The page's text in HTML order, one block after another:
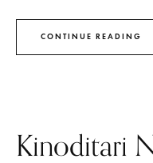
CONTINUE READING
Kinoditari